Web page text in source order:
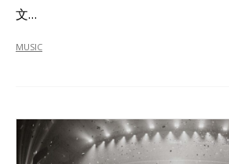
文…
MUSIC